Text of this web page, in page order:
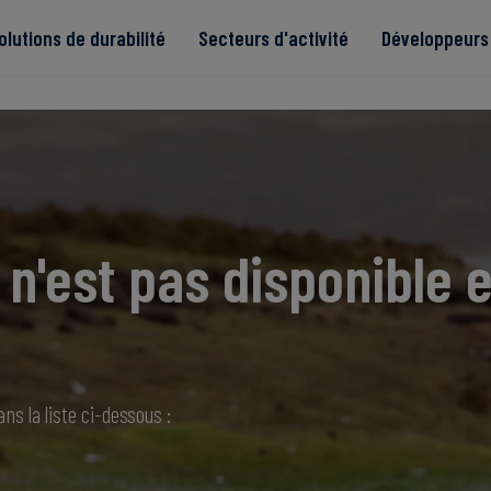
de durabilité Secteurs d'activité
Read more
Read more
Read more
Read more
Read more
pas disponible
la liste ci-dessous :